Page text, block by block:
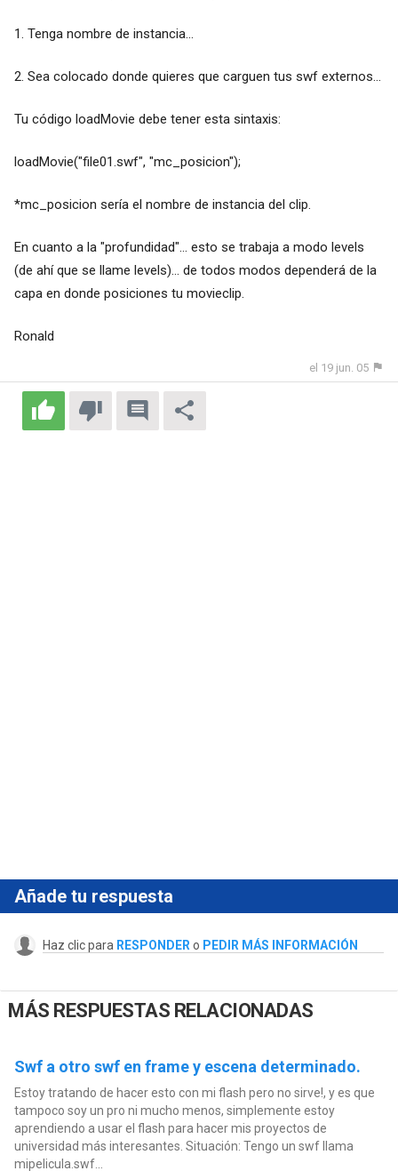
1. Tenga nombre de instancia...
2. Sea colocado donde quieres que carguen tus swf externos...
Tu código loadMovie debe tener esta sintaxis:
loadMovie("file01.swf", "mc_posicion");
*mc_posicion sería el nombre de instancia del clip.
En cuanto a la "profundidad"... esto se trabaja a modo levels
(de ahí que se llame levels)... de todos modos dependerá de la
capa en donde posiciones tu movieclip.
Ronald
el 19 jun. 05
Añade tu respuesta
Haz clic para RESPONDER o PEDIR MÁS INFORMACIÓN
MÁS RESPUESTAS RELACIONADAS
Swf a otro swf en frame y escena determinado.
Estoy tratando de hacer esto con mi flash pero no sirve!, y es que
tampoco soy un pro ni mucho menos, simplemente estoy
aprendiendo a usar el flash para hacer mis proyectos de
universidad más interesantes. Situación: Tengo un swf llama
mipelicula.swf...